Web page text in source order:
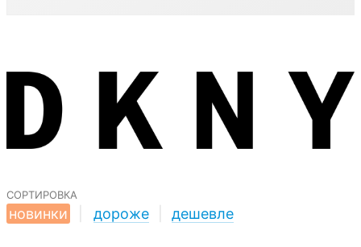
сортировка
новинки
дороже дешевле